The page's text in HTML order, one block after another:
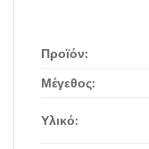
Προϊόν:
Μέγεθος:
Υλικό: